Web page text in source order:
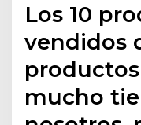
Los 10
vendidos
mucho